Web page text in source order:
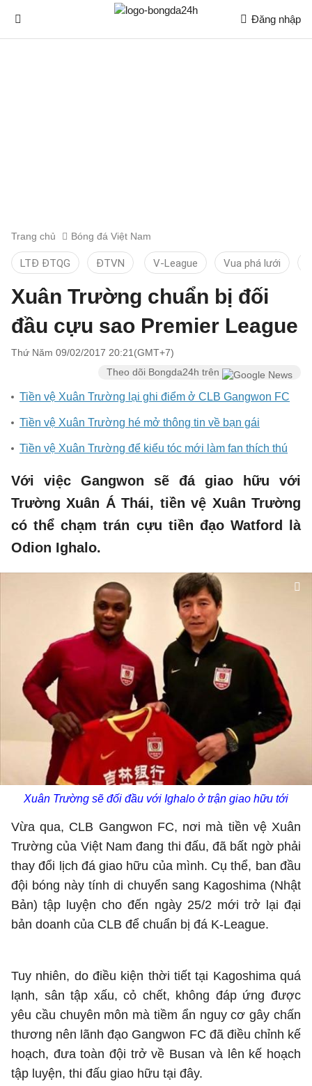
Đăng nhập
Trang chủ Bóng đá Việt Nam
LTĐ ĐTQG ĐTVN V-League Vua phá lưới
Xuân Trường chuẩn bị đối
đầu cựu sao Premier League
Thứ Năm 09/02/2017 20:21(GMT+7)
Theo dõi Bongda24h trên
Tiền vệ Xuân Trường lại ghi điểm ở CLB Gangwon FC
Tiền vệ Xuân Trường hé mở thông tin về bạn gái
Tiền vệ Xuân Trường để kiểu tóc mới làm fan thích thú
Với việc Gangwon sẽ đá giao hữu với
Trường Xuân Á Thái, tiền vệ Xuân Trường
có thể chạm trán cựu tiền đạo Watford là
Odion Ighalo.
Xuân Trường sẽ đối đầu với Ighalo ở trận giao hữu tới
Vừa qua, CLB Gangwon FC, nơi mà tiền vệ Xuân
Trường của Việt Nam đang thi đấu, đã bất ngờ phải
thay đổi lịch đá giao hữu của mình. Cụ thể, ban đầu
đội bóng này tính di chuyển sang Kagoshima (Nhật
Bản) tập luyện cho đến ngày 25/2 mới trở lại đại
bản doanh của CLB để chuẩn bị đá K-League.
Tuy nhiên, do điều kiện thời tiết tại Kagoshima quá
lạnh, sân tập xấu, cỏ chết, không đáp ứng được
yêu cầu chuyên môn mà tiềm ẩn nguy cơ gây chấn
thương nên lãnh đạo Gangwon FC đã điều chỉnh kế
hoạch, đưa toàn đội trở về Busan và lên kế hoạch
tập luyện, thi đấu giao hữu tại đây.